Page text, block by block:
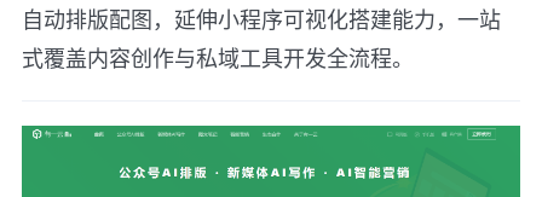
自动排版配图，延伸小程序可视化搭建能力，一站
式覆盖内容创作与私域工具开发全流程。